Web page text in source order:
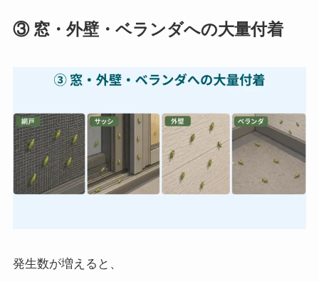
③ 窓・外壁・ベランダへの大量付着
発生数が増えると、